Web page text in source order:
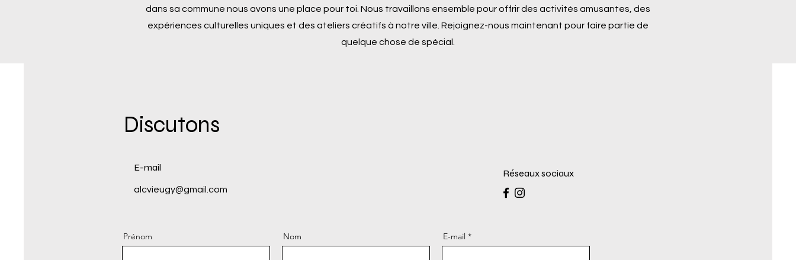
dans sa commune nous avons une place pour toi. Nous travaillons ensemble pour offrir des activités amusantes, des
expériences culturelles uniques et des ateliers créatifs à notre ville. Rejoignez-nous maintenant pour faire partie de
quelque chose de spécial.
Discutons
E-mail
alcvieugy@gmail.com
Réseaux sociaux
Prénom Nom E-mail